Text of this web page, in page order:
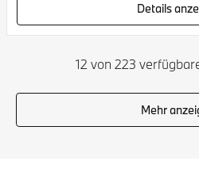
Details
12 von 223
Mehr